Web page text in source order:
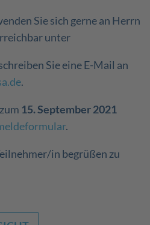
Sie sich gerne an Herrn
unter
Sie eine E-Mail an
.
15. September 2021
.
in begrüßen zu